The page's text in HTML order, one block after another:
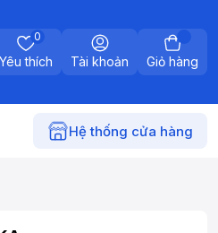
Yêu thích
0
Tài khoản Giỏ hàng
Máy nước nóng Điện gia
Hệ thống cửa hàng